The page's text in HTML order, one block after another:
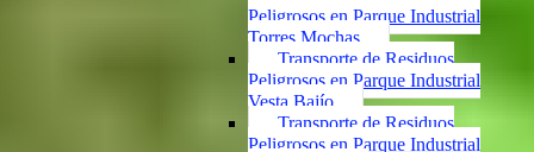
Peligrosos en Parque Industrial
Torres Mochas
Transporte de Residuos
Peligrosos en Parque Industrial
Vesta Bajío
Transporte de Residuos
Peligrosos en Parque Industrial